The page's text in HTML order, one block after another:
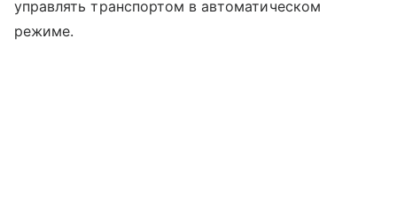
управлять транспортом в автоматическом
режиме.